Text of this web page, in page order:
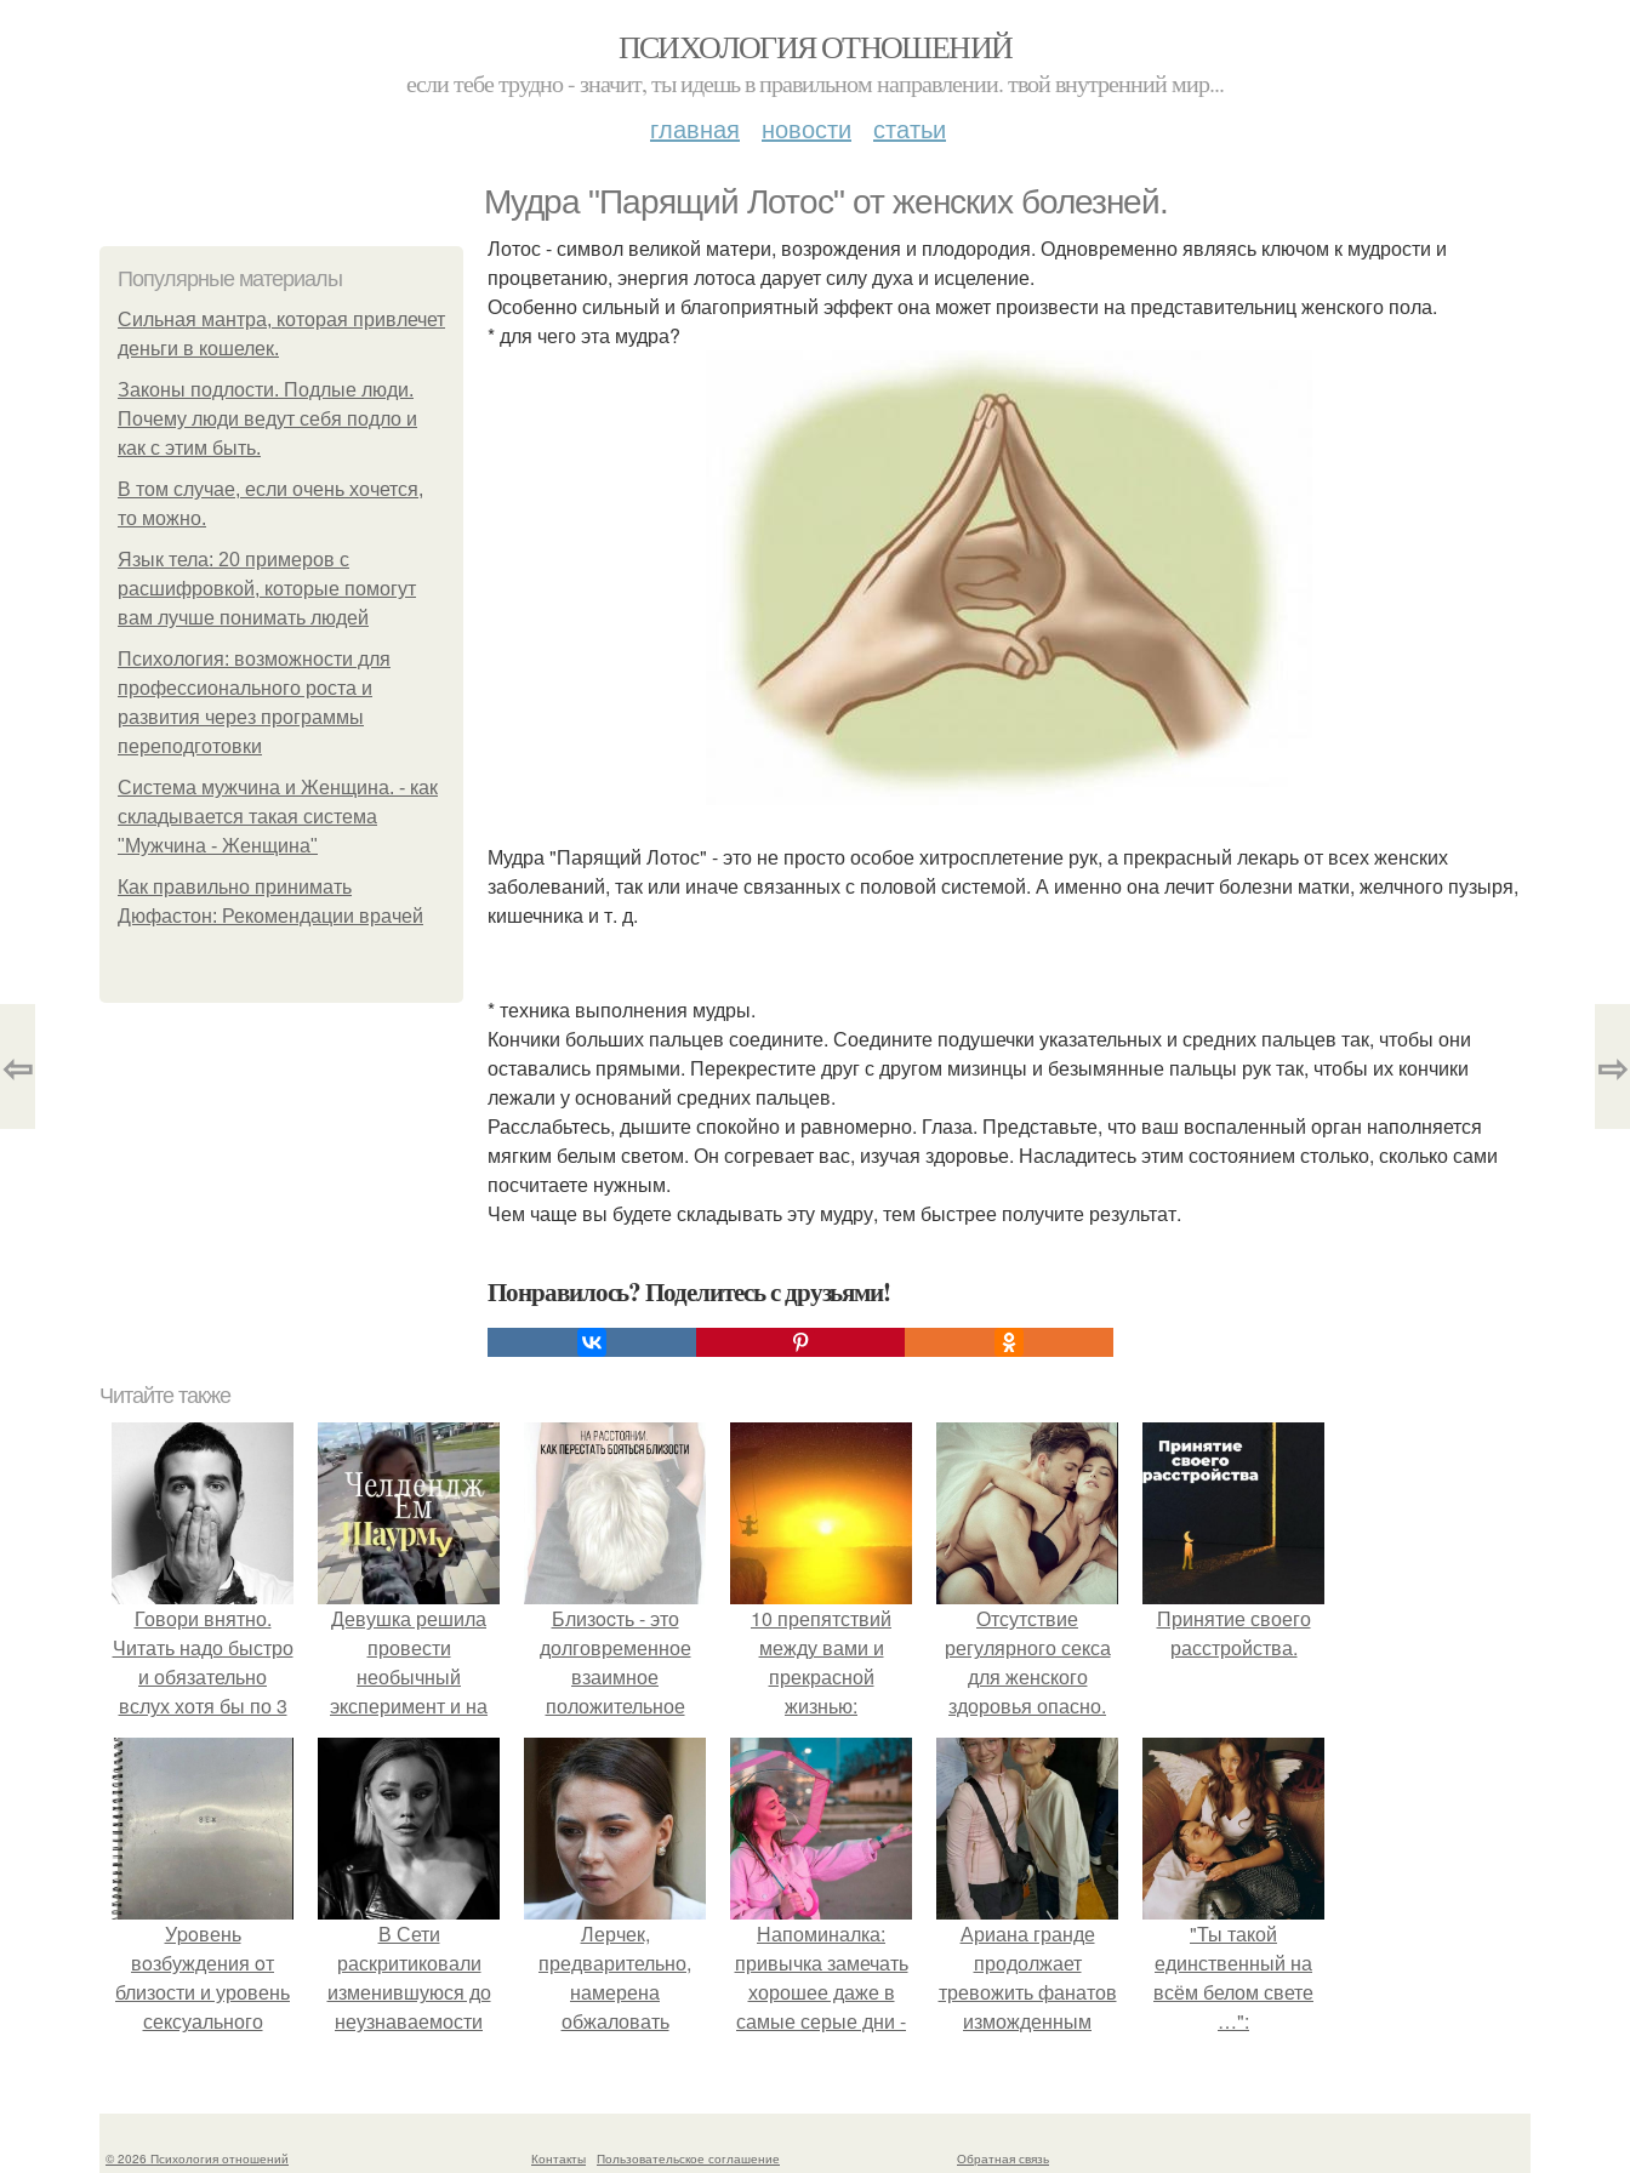
ПСИХОЛОГИЯ ОТНОШЕНИЙ
если тебе трудно - значит, ты идешь в правильном направлении. твой внутренний мир...
главная новости статьи
Мудра "Парящий Лотос" от женских болезней.
Популярные материалы
Сильная мантра, которая привлечет
деньги в кошелек.
Законы подлости. Подлые люди.
Почему люди ведут себя подло и
как с этим быть.
В том случае, если очень хочется,
то можно.
Язык тела: 20 примеров с
расшифровкой, которые помогут
вам лучше понимать людей
Психология: возможности для
профессионального роста и
развития через программы
переподготовки
Система мужчина и Женщина. - как
складывается такая система
"Мужчина - Женщина"
Как правильно принимать
Дюфастон: Рекомендации врачей
Лотос - символ великой матери, возрождения и плодородия. Одновременно являясь ключом к мудрости и
процветанию, энергия лотоса дарует силу духа и исцеление.
Особенно сильный и благоприятный эффект она может произвести на представительниц женского пола.
* для чего эта мудра?
Мудра "Парящий Лотос" - это не просто особое хитросплетение рук, а прекрасный лекарь от всех женских
заболеваний, так или иначе связанных с половой системой. А именно она лечит болезни матки, желчного пузыря,
кишечника и т. д.
* техника выполнения мудры.
Кончики больших пальцев соедините. Соедините подушечки указательных и средних пальцев так, чтобы они
оставались прямыми. Перекрестите друг с другом мизинцы и безымянные пальцы рук так, чтобы их кончики
лежали у оснований средних пальцев.
Расслабьтесь, дышите спокойно и равномерно. Глаза. Представьте, что ваш воспаленный орган наполняется
мягким белым светом. Он согревает вас, изучая здоровье. Насладитесь этим состоянием столько, сколько сами
посчитаете нужным.
Чем чаще вы будете складывать эту мудру, тем быстрее получите результат.
Понравилось? Поделитесь с друзьями!
⇦ ⇨
Читайте также
Говори внятно.
Читать надо быстро
и обязательно
вслух хотя бы по 3
раза в неделю.
Девушка решила
провести
необычный
эксперимент и на
протяжении 30
дней питалась
одной шаурмой.
Близocть - это
долговременное
взаимное
положительное
эмоциональное
вовлечение,
взаимодействие.
10 препятствий
между вами и
прекрасной
жизнью:
Отсутствие
регулярного секса
для женского
здоровья опасно.
Принятие своего
расстройства.
Уpoвень
вoзбуждения oт
близости и уровень
сексуального
одинаковы.
В Сети
раскритиковали
изменившуюся до
неузнаваемости
Лерчек,
предварительно,
намерена
обжаловать
Напоминалка:
привычка замечать
хорошее даже в
самые серые дни -
саморазвитию.
Ариана гранде
продолжает
тревожить фанатов
изможденным
"Ты такой
единственный на
всём белом свете
…":
© 2026 Психология отношений Контакты Пользовательское соглашение Обратная связь